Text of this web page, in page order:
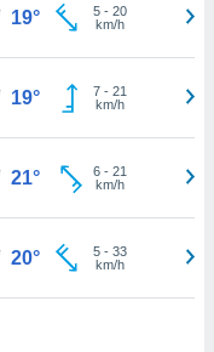
19° 5- 20
km/h
19° 7- 21
km/h
21° 6- 21
km/h
20° 5- 33
km/h